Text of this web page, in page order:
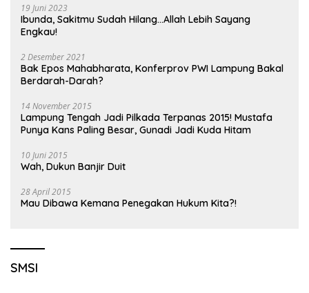
19 Juni 2023
Ibunda, Sakitmu Sudah Hilang…Allah Lebih Sayang
Engkau!
2 Desember 2021
Bak Epos Mahabharata, Konferprov PWI Lampung Bakal
Berdarah-Darah?
14 November 2015
Lampung Tengah Jadi Pilkada Terpanas 2015! Mustafa
Punya Kans Paling Besar, Gunadi Jadi Kuda Hitam
10 Juni 2015
Wah, Dukun Banjir Duit
28 April 2015
Mau Dibawa Kemana Penegakan Hukum Kita?!
SMSI